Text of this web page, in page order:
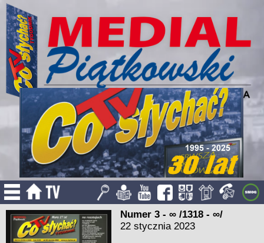
Numer 3 - ∞ /1318 - ∞/
22 stycznia 2023